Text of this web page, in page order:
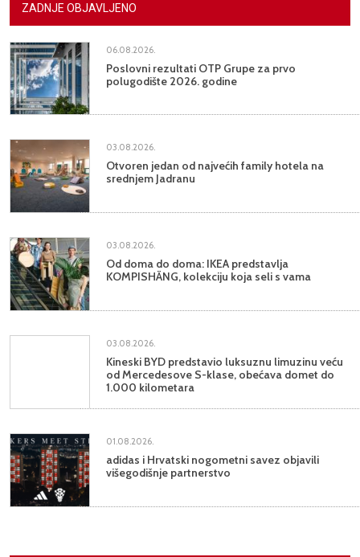
ZADNJE OBJAVLJENO
06.08.2026.
Poslovni rezultati OTP Grupe za prvo
polugodište 2026. godine
03.08.2026.
Otvoren jedan od najvećih family hotela na
srednjem Jadranu
03.08.2026.
Od doma do doma: IKEA predstavlja
KOMPISHÄNG, kolekciju koja seli s vama
03.08.2026.
Kineski BYD predstavio luksuznu limuzinu veću
od Mercedesove S-klase, obećava domet do
1.000 kilometara
01.08.2026.
adidas i Hrvatski nogometni savez objavili
višegodišnje partnerstvo